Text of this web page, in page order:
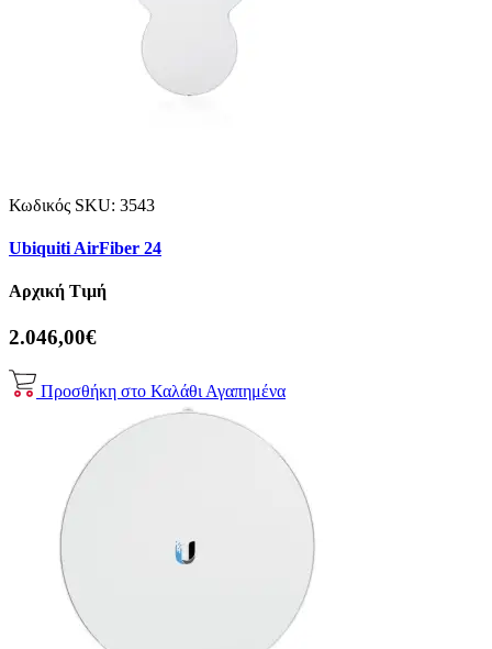
Κωδικός SKU: 3543
Ubiquiti AirFiber 24
Αρχική Τιμή
2.046,00€
Προσθήκη στο ΚαλάθιΑγαπημένα